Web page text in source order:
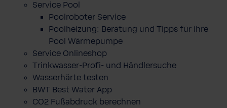
Service Pool
Poolroboter Service
Poolheizung: Beratung und Tipps für ihre
Pool Wärmepumpe
Service Onlineshop
Trinkwasser-Profi- und Händlersuche
Wasserhärte testen
BWT Best Water App
CO2 Fußabdruck berechnen